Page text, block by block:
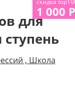
скидка
1 000 Р
для
, Школа